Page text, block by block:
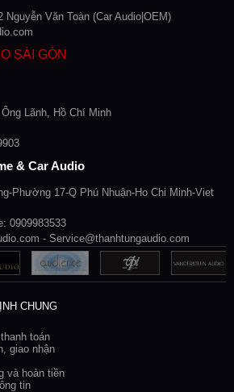
Nguyễn Văn Toàn (Car Audio|OEM)
SÀI GÒN
Lãnh, Hồ Chí Minh
& Car Audio
Phường 17-Q Phú Nhuận-Ho Chi Minh-Viet
0909983533
- Service@thanhtungaudio.com
CHUNG
toán
giao nhận
và hoàn tiền
tin